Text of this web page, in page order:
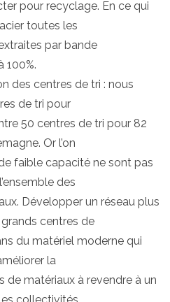
pour recyclage. En ce qui
toutes les
par bande
100%.
des centres de tri : nous
de tri pour
50 centres de tri pour 82
Or l’on
faible capacité ne sont pas
des
Développer un réseau plus
centres de
du matériel moderne qui
la
de matériaux à revendre à un